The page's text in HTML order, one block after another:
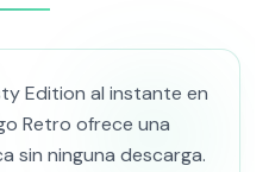
Edition al instante en
Retro ofrece una
sin ninguna descarga.